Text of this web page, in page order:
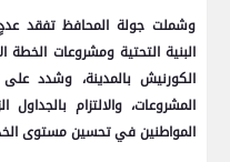
وشملت جولة المحافظ تفقد
البنية التحتية ومشروعات الخطة
الكورنيش بالمدينة، وشدد
المشروعات، والالتزام
المواطنين في تحسين مستوى